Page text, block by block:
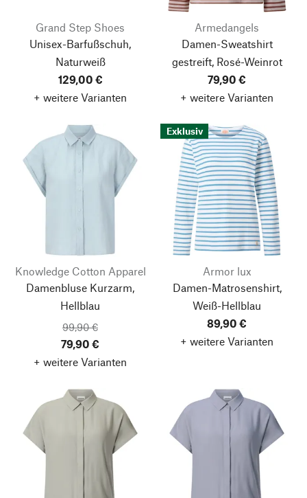
Grand Step Shoes
Unisex-Barfußschuh,
Naturweiß
129,00 €
+ weitere Varianten
Armedangels
Damen-Sweatshirt
gestreift, Rosé-Weinrot
79,90 €
+ weitere Varianten
Knowledge Cotton Apparel
Damenbluse Kurzarm,
Hellblau
99,90 €
79,90 €
+ weitere Varianten
Exklusiv
Armor lux
Damen-Matrosenshirt,
Weiß-Hellblau
89,90 €
+ weitere Varianten